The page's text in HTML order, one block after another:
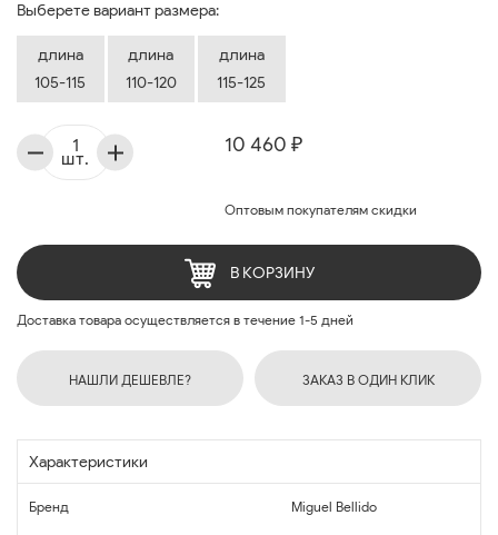
Выберете вариант размера:
длина
105-115
длина
110-120
длина
115-125
10 460 ₽
Оптовым покупателям скидки
шт.
В КОРЗИНУ
Доставка товара осуществляется в течение 1-5 дней
НАШЛИ ДЕШЕВЛЕ? ЗАКАЗ В ОДИН КЛИК
Характеристики
Бренд Miguel Bellido